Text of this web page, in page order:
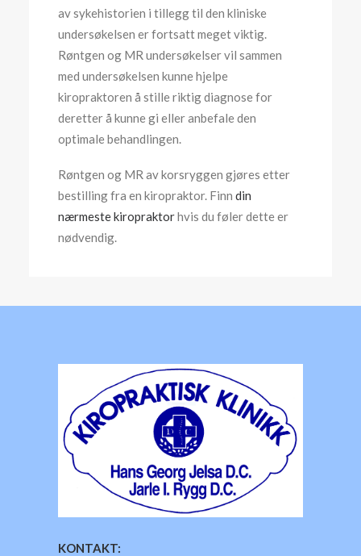
av sykehistorien i tillegg til den kliniske
undersøkelsen er fortsatt meget viktig.
Røntgen og MR undersøkelser vil sammen
med undersøkelsen kunne hjelpe
kiropraktoren å stille riktig diagnose for
deretter å kunne gi eller anbefale den
optimale behandlingen.
Røntgen og MR av korsryggen gjøres etter
bestilling fra en kiropraktor. Finn din
nærmeste kiropraktorhvis du føler dette er
nødvendig.
KONTAKT: